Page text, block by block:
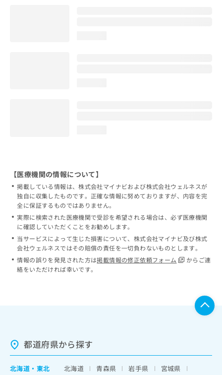
【医療機関の情報について】
掲載している情報は、株式会社マイナビおよび株式会社ウェルネスが
独自に収集したものです。正確な情報に努めておりますが、内容を完
全に保証するものではありません。
実際に検索された医療機関で受診を希望される場合は、必ず医療機関
に確認していただくことをお勧めします。
当サービスによって生じた損害について、株式会社マイナビ及び株式
会社ウェルネスではその賠償の責任を一切負わないものとします。
情報の誤りを発見された方は掲載情報の修正依頼フォーム
からご連
絡をいただければ幸いです。
都道府県から探す
北海道 ・ 東北 北海道 青森県 岩手県
宮城県